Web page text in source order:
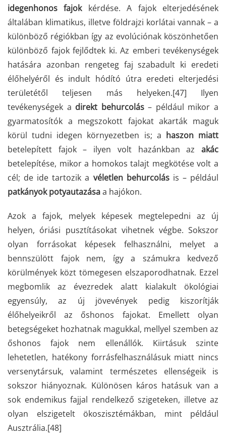
idegenhonos fajokkérdése. A fajok elterjedésének
általában klimatikus, illetve földrajzi korlátai vannak – a
különböző régiókban így az evolúciónak köszönhetően
különböző fajok fejlődtek ki. Az emberi tevékenységek
hatására azonban rengeteg faj szabadult ki eredeti
élőhelyéről és indult hódító útra eredeti elterjedési
területétől teljesen más helyeken.[47] Ilyen
tevékenységek a direkt behurcolás– például mikor a
gyarmatosítók a megszokott fajokat akarták maguk
körül tudni idegen környezetben is; a haszon miatt
betelepített fajok – ilyen volt hazánkban az akác
betelepítése, mikor a homokos talajt megkötése volt a
cél; de ide tartozik a véletlen behurcolásis – például
patkányok potyautazásaa hajókon.
Azok a fajok, melyek képesek megtelepedni az új
helyen, óriási pusztításokat vihetnek végbe. Sokszor
olyan forrásokat képesek felhasználni, melyet a
bennszülött fajok nem, így a számukra kedvező
körülmények közt tömegesen elszaporodhatnak. Ezzel
megbomlik az évezredek alatt kialakult ökológiai
egyensúly, az új jövevények pedig kiszorítják
élőhelyeikről az őshonos fajokat. Emellett olyan
betegségeket hozhatnak magukkal, mellyel szemben az
őshonos fajok nem ellenállók. Kiirtásuk szinte
lehetetlen, hatékony forrásfelhasználásuk miatt nincs
versenytársuk, valamint természetes ellenségeik is
sokszor hiányoznak. Különösen káros hatásuk van a
sok endemikus fajjal rendelkező szigeteken, illetve az
olyan elszigetelt ökoszisztémákban, mint például
Ausztrália.[48]